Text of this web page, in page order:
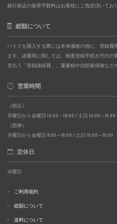
銀行振込の振替手数料はお客様にご負担頂いてお
総額について
バイクを購入する際には本体価格の他に、登録費
ます。諸費用に関しては、検査登録手続き代行
支払う「登録諸経費」。重量税や自賠責保険など
営業時間
（明石）
月曜日から金曜日 10:00～18:00 / 土日 10:00～19:00
（西神）
月曜日から金曜日 11:00～19:00 / 土日 10:00～19:00
定休日
水曜日
ご利用規約
総額について
送料について